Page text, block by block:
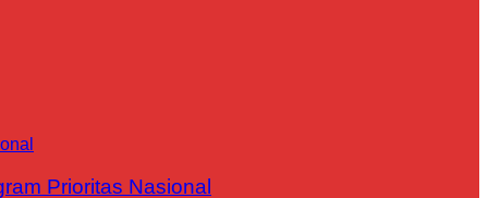
Prioritas Nasional